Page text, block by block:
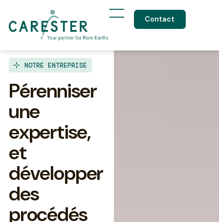
Contact
NOTRE ENTREPRISE
Pérenniser
une
expertise,
et
développer
des
procédés